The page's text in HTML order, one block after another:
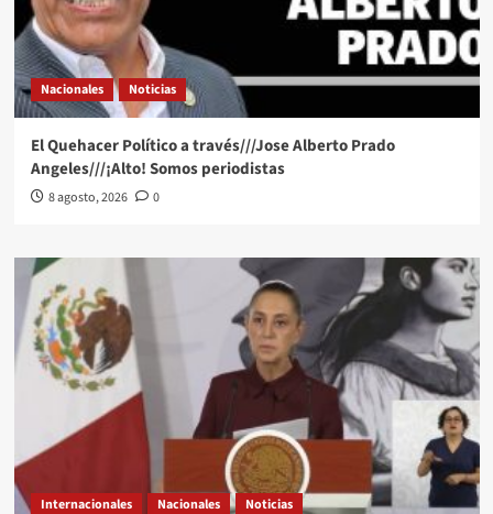
Nacionales Noticias
El Quehacer Político a través///Jose Alberto Prado
Angeles///¡Alto! Somos periodistas
8 agosto, 2026 0
Internacionales Nacionales Noticias